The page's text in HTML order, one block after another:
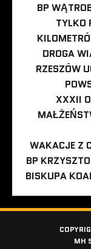
BP
TYLKO
DROGA
RZESZÓW
XXXII
WAKACJE Z
BP
BISKUPA
MH